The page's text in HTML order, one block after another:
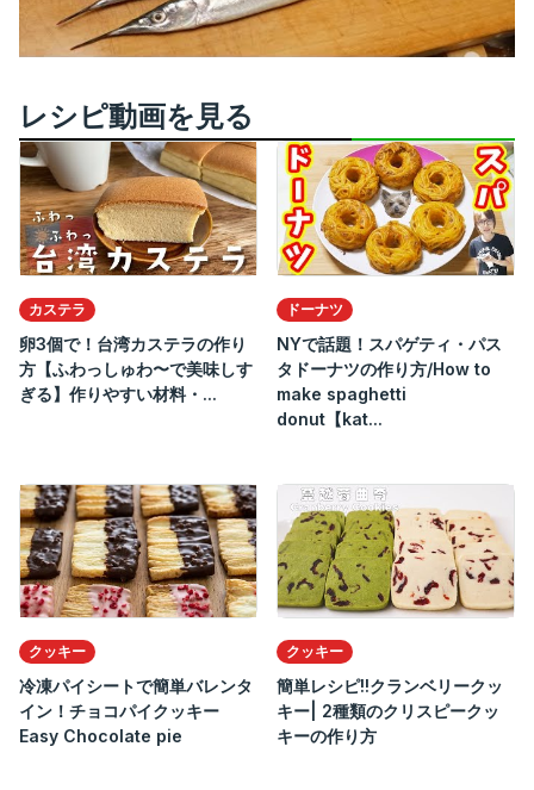
レシピ動画を見る
カステラ
卵3個で！台湾カステラの作り
方【ふわっしゅわ〜で美味しす
ぎる】作りやすい材料・...
ドーナツ
NYで話題！スパゲティ・パス
タドーナツの作り方/How to
make spaghetti
donut【kat...
クッキー
冷凍パイシートで簡単バレンタ
イン！チョコパイクッキー
Easy Chocolate pie
クッキー
簡単レシピ!!クランベリークッ
キー| 2種類のクリスピークッ
キーの作り方